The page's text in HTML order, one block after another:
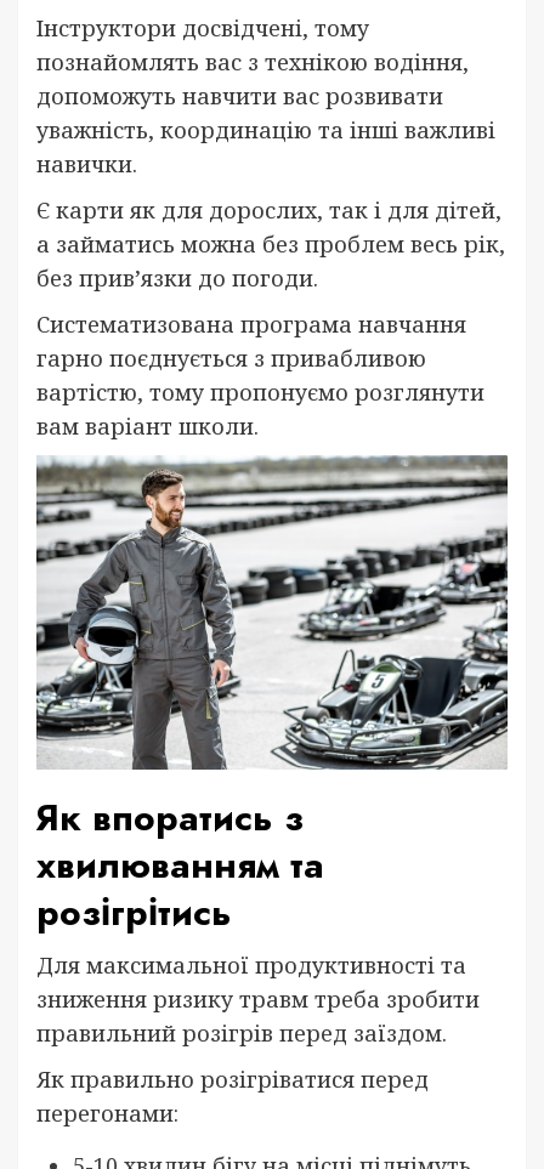
Інструктори досвідчені, тому
познайомлять вас з технікою водіння,
допоможуть навчити вас розвивати
уважність, координацію та інші важливі
навички.
Є карти як для дорослих, так і для дітей,
а займатись можна без проблем весь рік,
без прив’язки до погоди.
Систематизована програма навчання
гарно поєднується з привабливою
вартістю, тому пропонуємо розглянути
вам варіант школи.
Як впоратись з
хвилюванням та
розігрітись
Для максимальної продуктивності та
зниження ризику травм треба зробити
правильний розігрів перед заїздом.
Як правильно розігріватися перед
перегонами: